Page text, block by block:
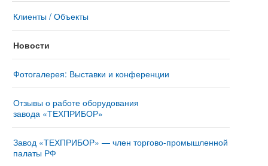
Клиенты / Объекты
Новости
Фотогалерея: Выставки и конференции
Отзывы о работе оборудования
завода «ТЕХПРИБОР»
Завод «ТЕХПРИБОР» — член торгово-промышленной
палаты РФ